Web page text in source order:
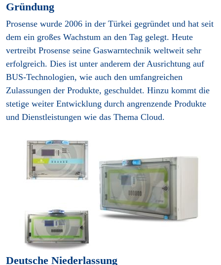
Gründung
Prosense wurde 2006 in der Türkei gegründet und hat seit
dem ein großes Wachstum an den Tag gelegt. Heute
vertreibt Prosense seine Gaswarntechnik weltweit sehr
erfolgreich. Dies ist unter anderem der Ausrichtung auf
BUS-Technologien, wie auch den umfangreichen
Zulassungen der Produkte, geschuldet. Hinzu kommt die
stetige weiter Entwicklung durch angrenzende Produkte
und Dienstleistungen wie das Thema Cloud.
Deutsche Niederlassung